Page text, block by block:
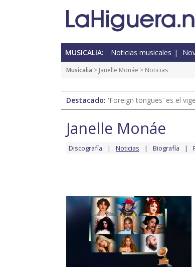
MUSICALIA: Noticias musicales
Musicalia > Janelle Monáe > Noticias
Destacado: 'Foreign tongues' es el
Janelle Monáe
Discografía Noticias Biografía